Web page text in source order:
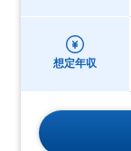
想定年収